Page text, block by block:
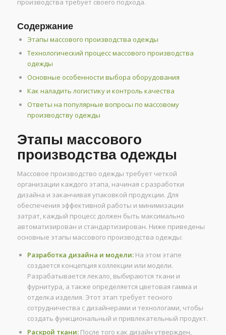
производства требует своего подхода.
Содержание
Этапы массового производства одежды
Технологический процесс массового производства
одежды
Основные особенности выбора оборудования
Как наладить логистику и контроль качества
Ответы на популярные вопросы по массовому
производству одежды
Этапы массового
производства одежды
Массовое производство одежды требует четкой
организации каждого этапа, начиная с разработки
дизайна и заканчивая упаковкой продукции. Для
обеспечения эффективной работы и минимизации
затрат, каждый процесс должен быть максимально
автоматизирован и стандартизирован. Ниже приведены
основные этапы массового производства одежды:
Разработка дизайна и модели:На этом этапе
создается концепция коллекции или модели.
Разрабатывается лекало, выбираются ткани и
фурнитура, а также определяется цветовая гамма и
отделка изделия. Этот этап требует тесного
сотрудничества с дизайнерами и технологами, чтобы
создать функциональный и привлекательный продукт.
Раскрой ткани:После того как дизайн утвержден,